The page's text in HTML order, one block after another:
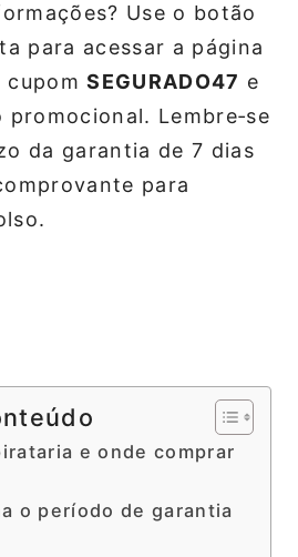
Use o botão
para acessar a página
cupomSEGURADO47 e
Lembre‑se
da garantia de 7 dias
para
e onde comprar
o período de garantia